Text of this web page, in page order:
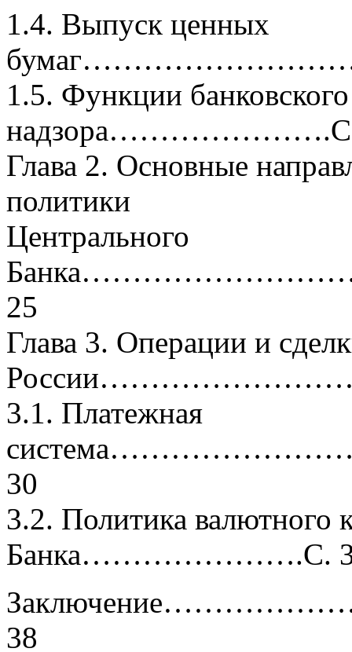
1.4. Выпуск ценных
1.5. Функции
Глава 2. Основные
политики
Центрального
25
Глава 3. Операции и
3.1. Платежная
30
3.2. Политика валютного
Банка………………….С.
38